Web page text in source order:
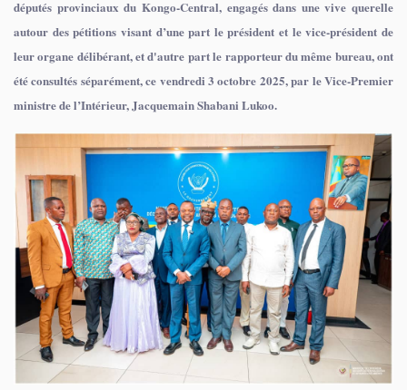
députés provinciaux du Kongo-Central, engagés dans une vive querelle
autour des pétitions visant d’une part le président et le vice-président de
leur organe délibérant, et d'autre part le rapporteur du même bureau, ont
été consultés séparément, ce vendredi 3 octobre 2025, par le Vice-Premier
ministre de l’Intérieur, Jacquemain Shabani Lukoo.